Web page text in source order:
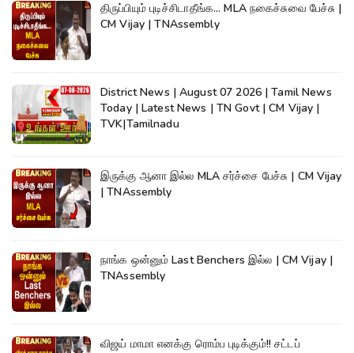
திருப்பியும் புடிச்சிடாதீங்க... MLA நகைச்சுவை பேச்சு |
CM Vijay | TNAssembly
District News | August 07 2026 | Tamil News
Today | Latest News | TN Govt | CM Vijay |
TVK|Tamilnadu
இருக்கு ஆனா இல்ல MLA சர்ச்சை பேச்சு | CM Vijay
| TNAssembly
நாங்க ஒன்னும் Last Benchers இல்ல | CM Vijay |
TNAssembly
விஜய் மாமா எனக்கு ரொம்ப புடிக்கும்!! சட்டப்